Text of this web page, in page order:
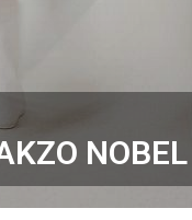
NOBEL